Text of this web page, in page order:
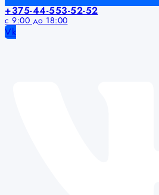
+375-44-553-52-52
с 9:00 до 18:00
Vk